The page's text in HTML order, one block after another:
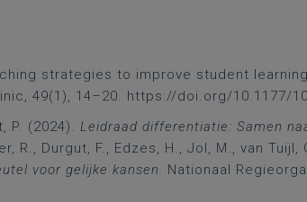
strategies to improve student
49(1), 14–20. https://doi.org/10.1177/
P. (2024). Leidraad differentiatie: Samen
R., Durgut, F., Edzes, H., Jol, M., van Tuijl,
voor gelijke kansen. Nationaal